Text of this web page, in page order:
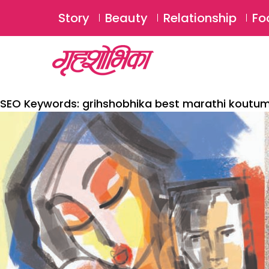
Story Beauty Relationship
SEO Keywords: grihshobhika best marathi